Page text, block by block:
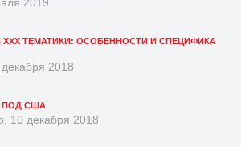
ТЕМАТИКИ: ОСОБЕННОСТИ И СПЕЦИФИКА
2018
ПОД США
10 декабря 2018